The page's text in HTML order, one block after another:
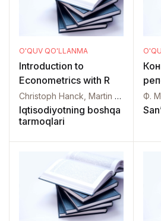
O'QUV QO'LLANMA
Introduction to
Econometrics with R
Christoph Hanck, Martin Arnold, Alexander Gerber, Martin Schmelzer,
Iqtisodiyotning boshqa
tarmoqlari
Ф.